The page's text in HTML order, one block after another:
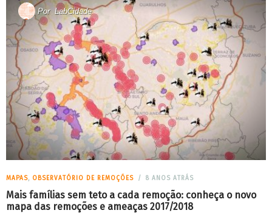
Por LabCidade
MAPAS, OBSERVATÓRIO DE REMOÇÕES 8 ANOS ATRÁS
Mais famílias sem teto a cada remoção: conheça o novo
mapa das remoções e ameaças 2017/2018